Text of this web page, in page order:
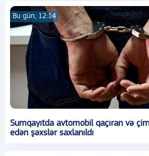
Bu gün, 12:14
Sumqayıtda avtomobil qaçıran və
edən şəxslər saxlanıldı